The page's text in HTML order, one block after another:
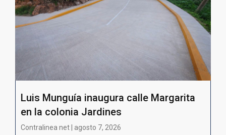
Luis Munguía inaugura calle Margarita
en la colonia Jardines
Contralinea net | agosto 7, 2026